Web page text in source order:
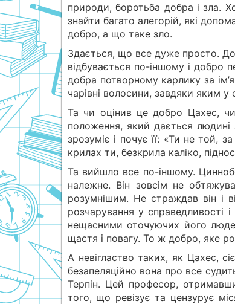
природи, боротьба добра і зла.
знайти багато алегорій, які
добро, а що таке зло.
Здається, що все дуже просто.
відбувається по-іншому і добро
добра потворному карлику за
чарівні волосини, завдяки яким
Та чи оцінив це добро Цахес,
положення, який дається
зрозуміє і почує її: «Ти не той,
крилах ти, безкрила каліко,
Та вийшло все по-іншому.
належне. Він зовсім не
розумнішим. Не страждав він і
розчарування у
нещасними оточуючих його
щастя і повагу. То ж добро, яке
А невігластво таких, як Цахес,
безапеляційно вона про все
Терпін. Цей професор,
того, що ревізує та цензурує